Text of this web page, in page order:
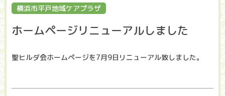
横浜市平戸地域ケアプラザ
ホームページリニューアルしました
聖ヒルダ会ホームページを7月9日リニューアル致しました。